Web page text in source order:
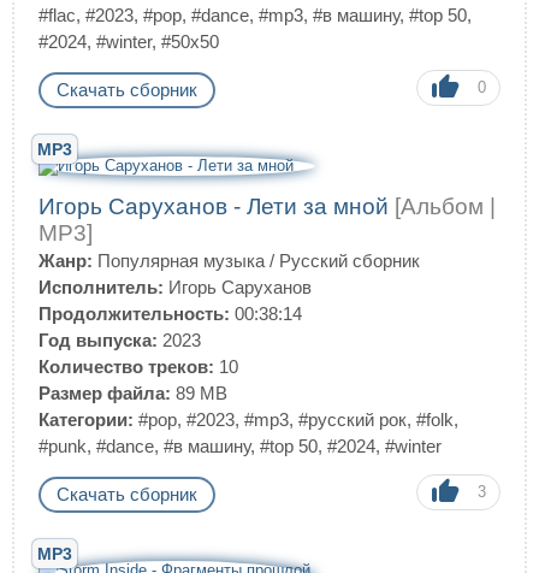
#flac, #2023, #pop, #dance, #mp3, #в машину, #top 50,
#2024, #winter, #50x50
Скачать сборник 0
MP3
Игорь Саруханов - Лети за мной [Альбом |
MP3]
Жанр: Популярная музыка / Русский сборник
Исполнитель: Игорь Саруханов
Продолжительность: 00:38:14
Год выпуска: 2023
Количество треков: 10
Размер файла: 89 MB
Категории: #pop, #2023, #mp3, #русский рок, #folk,
#punk, #dance, #в машину, #top 50, #2024, #winter
Скачать сборник 3
MP3